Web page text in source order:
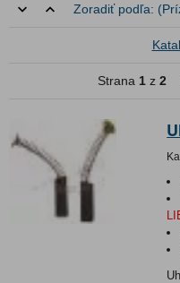
Zoradiť podľa:
Strana 1 z 2